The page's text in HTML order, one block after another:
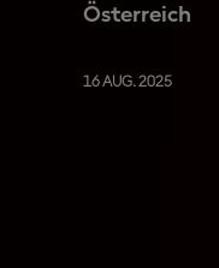
Österreich
16 AUG. 2025